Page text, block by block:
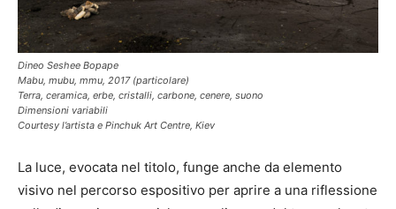
Dineo Seshee Bopape
Mabu, mubu, mmu, 2017 (particolare)
Terra, ceramica, erbe, cristalli, carbone, cenere, suono
Dimensioni variabili
Courtesy l’artista e Pinchuk Art Centre, Kiev
La luce, evocata nel titolo, funge anche da elemento
visivo nel percorso espositivo per aprire a una riflessione